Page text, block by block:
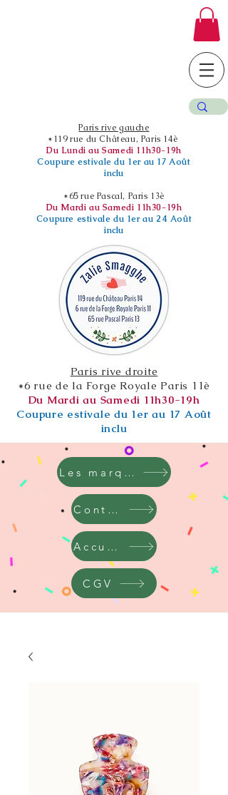
Paris rive gauche
*119 rue du Château, Paris 14è
Du Lundi au Samedi 11h30-19h
Coupure estivale du 1er au 17 Août
inclu
*65 rue Pascal, Paris 13è
Du Mardi au Samedi 11h30-19h
Coupure estivale du 1er au 24 Août
inclu
Paris rive droite
*6 rue de la Forge Royale Paris 11è
Du Mardi au Samedi 11h30-19h
Coupure estivale du 1er au 17 Août
inclu
Les marques
Contact
Accueil
CGV